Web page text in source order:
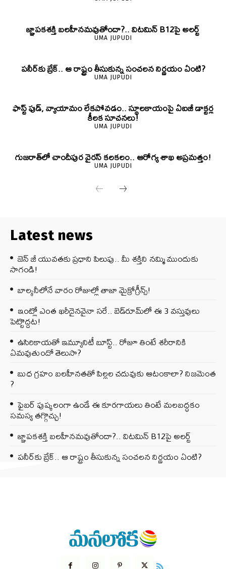
జ్ఞాపకశక్తి బలహీనమవుతోందా?.. విటమిన్ B12పై అలర్ట్
UMA JUPUDI
పనీర్‌కు బ్రేక్.. ఆ రాష్ట్రం తీసుకున్న సంచలన నిర్ణయం ఏంటి?
UMA JUPUDI
ఫాస్ట్ ఫుడ్, వ్యాయామం లేకపోవడం.. స్థూలకాయంపై ఏఐజీ డాక్టర్ల
కీలక సూచనలు!
UMA JUPUDI
గుజరాత్‌లో చాందీపుర వైరస్ కలకలం.. ఆరోగ్య శాఖ అప్రమత్తం!
UMA JUPUDI
Latest news
జెన్‌ జీ యువతకు ప్రధాని పిలుపు.. మీ శక్తిని నమ్మి ముందుకు
సాగండి!
బాల్కనీలోనే వారం రోజుల్లో తాజా మైక్రోగ్రీన్స్‌!
ఇంట్లో ఎంత ఖరీదైనవైనా సరే.. బెడ్‌రూమ్‌లో ఈ 3 వస్తువులు
పెట్టొద్దట!
ఉసిరికాయతో ఇమ్యూనిటీ బూస్ట్‌.. రోజూ తింటే శరీరానికి
ఏమవుతుందో తెలుసా?
బుధ గ్రహం బలహీనతతో పిల్లల చదువుకు ఆటంకాలా? నిజమెంత
?
ఫైబర్‌ పుష్కలంగా ఉండే ఈ కూరగాయలు తింటే మలబద్ధకం
సమస్య తగ్గొచ్చు!
జ్ఞాపకశక్తి బలహీనమవుతోందా?.. విటమిన్ B12పై అలర్ట్
పనీర్‌కు బ్రేక్.. ఆ రాష్ట్రం తీసుకున్న సంచలన నిర్ణయం ఏంటి?